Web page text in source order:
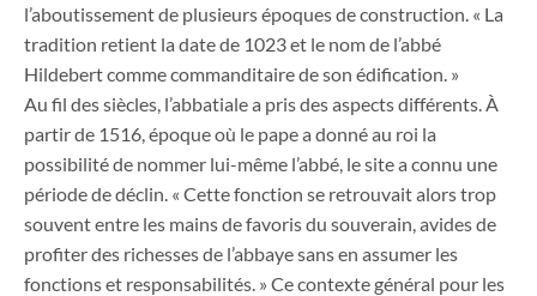
l’aboutissement de plusieurs époques de construction. « La
tradition retient la date de 1023 et le nom de l’abbé
Hildebert comme commanditaire de son édification. »
Au fil des siècles, l’abbatiale a pris des aspects différents. À
partir de 1516, époque où le pape a donné au roi la
possibilité de nommer lui-même l’abbé, le site a connu une
période de déclin. « Cette fonction se retrouvait alors trop
souvent entre les mains de favoris du souverain, avides de
profiter des richesses de l’abbaye sans en assumer les
fonctions et responsabilités. » Ce contexte général pour les